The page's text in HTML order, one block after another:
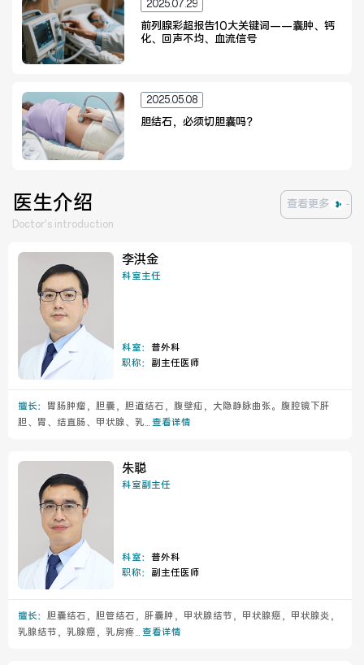
科研介绍 科研动态
通知公告
医联体介绍
成员单位
招聘职位
2025.07.29
前列腺彩超报告10大关键词——囊肿、钙
化、回声不均、血流信号
2025.05.08
胆结石，必须切胆囊吗？
医生介绍
Doctor's introduction
查看更多
李洪金
科室主任
科室：普外科
职称： 副主任医师
擅长： 胃肠肿瘤，胆囊，胆道结石，腹壁疝，大隐静脉曲张。腹腔镜下肝
胆、胃、结直肠、甲状腺、乳... 查看详情
朱聪
科室副主任
科室：普外科
职称： 副主任医师
擅长： 胆囊结石，胆管结石，肝囊肿，甲状腺结节，甲状腺癌，甲状腺炎，
乳腺结节，乳腺癌，乳房疼... 查看详情